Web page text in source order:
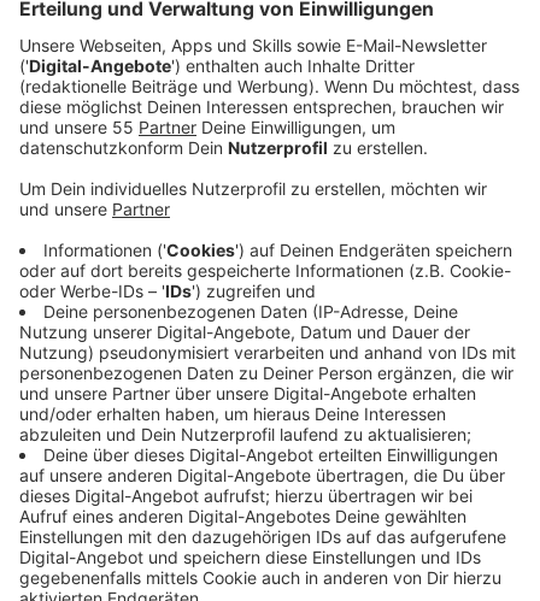
Smarte Technik und Gadgets für bewohntes
Zuhause
Anzeige
Smart-Home-Systeme wie Philips Hue oder
Osram steuern Lichter so, dass es von außen
immer nach Aktivität aussieht.
Steckdosen mit Zeitschaltuhren oder
Funksteckdosen lassen Fernseher, Radio oder
Lampen wie von Geisterhand angehen.
TV-Simulatoren imitieren das Licht eines
laufenden Fernsehers und sind einfach zu
benutzen.
Moderne Kameras und Alarmanlagen melden
Auffälligkeiten direkt aufs Smartphone und
können bei Bedarf auch den Notruf auslösen.
Intelligente Systeme lassen sich bequem per App
steuern, ganz egal wo man ist. Die
Echtzeitüberwachung gibt Sicherheit auch